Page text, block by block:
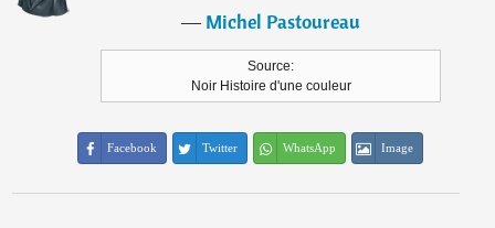
―Michel Pastoureau
Source:
Noir Histoire d'une couleur
Facebook Twitter WhatsApp Image